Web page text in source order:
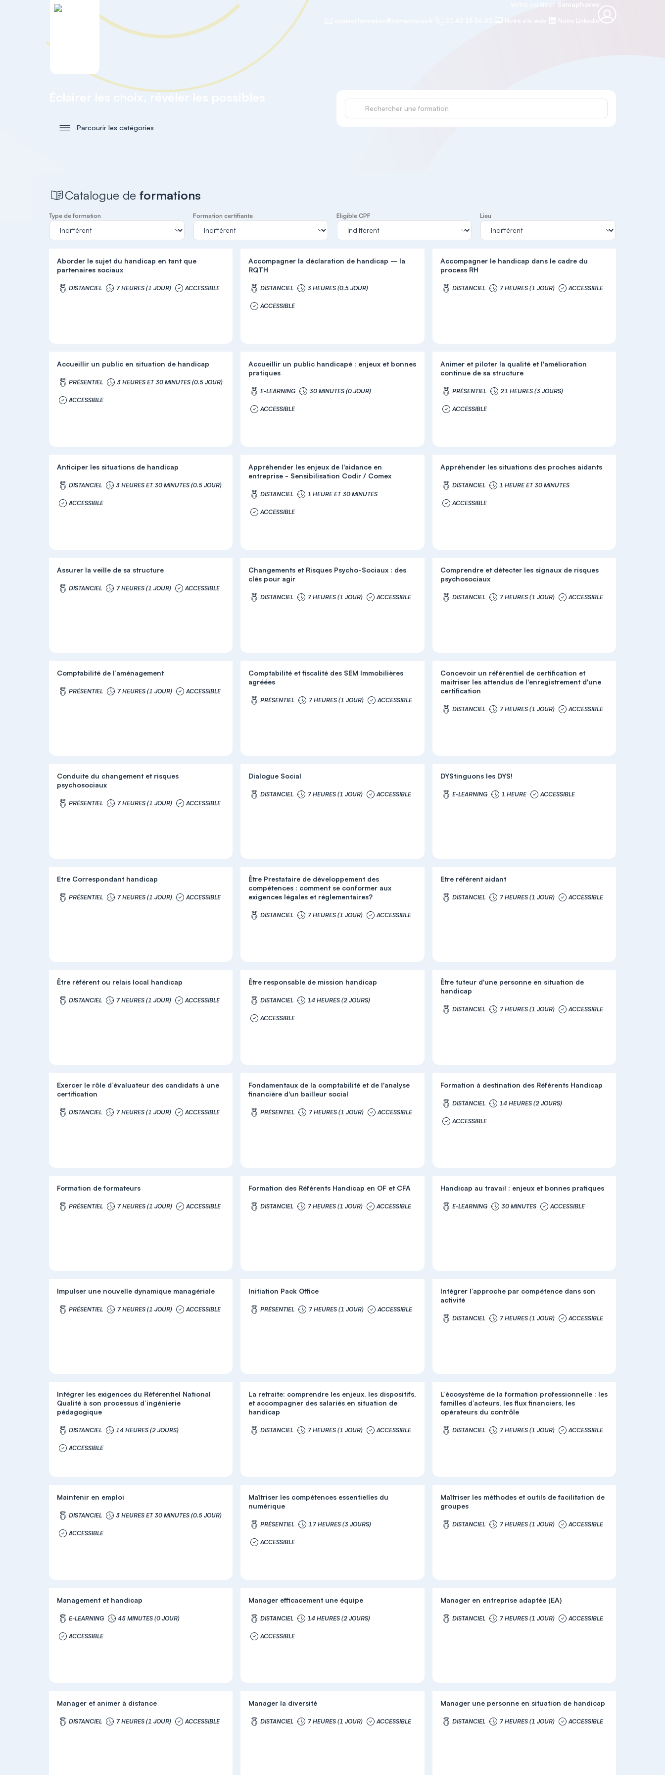
Sémaphores
Notre LinkedIn
Éclairer les choix, révéler les possibles
Parcourir les catégories
Catalogue deformations
Type de formation Formation certifiante Eligible CPF Lieu
Aborder le sujet du handicap en tant que
partenaires sociaux
DISTANCIEL 7 HEURES (1 JOUR) ACCESSIBLE
Accompagner la déclaration de handicap – la
RQTH
DISTANCIEL 3 HEURES (0.5 JOUR)
ACCESSIBLE
Accompagner le handicap dans le cadre du
process RH
DISTANCIEL 7 HEURES (1 JOUR) ACCESSIBLE
Accueillir un public en situation de handicap
PRÉSENTIEL 3 HEURES ET 30 MINUTES (0.5 JOUR)
ACCESSIBLE
Accueillir un public handicapé : enjeux et bonnes
pratiques
E-LEARNING 30 MINUTES (0 JOUR)
ACCESSIBLE
Animer et piloter la qualité et l'amélioration
continue de sa structure
PRÉSENTIEL 21 HEURES (3 JOURS)
ACCESSIBLE
Anticiper les situations de handicap
DISTANCIEL 3 HEURES ET 30 MINUTES (0.5 JOUR)
ACCESSIBLE
Appréhender les enjeux de l'aidance en
entreprise - Sensibilisation Codir / Comex
DISTANCIEL 1 HEURE ET 30 MINUTES
ACCESSIBLE
Appréhender les situations des proches aidants
DISTANCIEL 1 HEURE ET 30 MINUTES
ACCESSIBLE
Assurer la veille de sa structure
DISTANCIEL 7 HEURES (1 JOUR) ACCESSIBLE
Changements et Risques Psycho-Sociaux : des
clés pour agir
DISTANCIEL 7 HEURES (1 JOUR) ACCESSIBLE
Comprendre et détecter les signaux de risques
psychosociaux
DISTANCIEL 7 HEURES (1 JOUR) ACCESSIBLE
Comptabilité de l’aménagement
PRÉSENTIEL 7 HEURES (1 JOUR) ACCESSIBLE
Comptabilité et fiscalité des SEM Immobilières
agréées
PRÉSENTIEL 7 HEURES (1 JOUR) ACCESSIBLE
Concevoir un référentiel de certification et
maitriser les attendus de l'enregistrement d'une
certification
DISTANCIEL 7 HEURES (1 JOUR) ACCESSIBLE
Conduite du changement et risques
psychosociaux
PRÉSENTIEL 7 HEURES (1 JOUR) ACCESSIBLE
Dialogue Social
DISTANCIEL 7 HEURES (1 JOUR) ACCESSIBLE
DYStinguons les DYS!
E-LEARNING 1 HEURE ACCESSIBLE
Etre Correspondant handicap
PRÉSENTIEL 7 HEURES (1 JOUR) ACCESSIBLE
Être Prestataire de développement des
compétences : comment se conformer aux
exigences légales et réglementaires?
DISTANCIEL 7 HEURES (1 JOUR) ACCESSIBLE
Etre référent aidant
DISTANCIEL 7 HEURES (1 JOUR) ACCESSIBLE
Être référent ou relais local handicap
DISTANCIEL 7 HEURES (1 JOUR) ACCESSIBLE
Être responsable de mission handicap
DISTANCIEL 14 HEURES (2 JOURS)
ACCESSIBLE
Être tuteur d'une personne en situation de
handicap
DISTANCIEL 7 HEURES (1 JOUR) ACCESSIBLE
Exercer le rôle d’évaluateur des candidats à une
certification
DISTANCIEL 7 HEURES (1 JOUR) ACCESSIBLE
Fondamentaux de la comptabilité et de l'analyse
financière d'un bailleur social
PRÉSENTIEL 7 HEURES (1 JOUR) ACCESSIBLE
Formation à destination des Référents Handicap
DISTANCIEL 14 HEURES (2 JOURS)
ACCESSIBLE
Formation de formateurs
PRÉSENTIEL 7 HEURES (1 JOUR) ACCESSIBLE
Formation des Référents Handicap en OF et CFA
DISTANCIEL 7 HEURES (1 JOUR) ACCESSIBLE
Handicap au travail : enjeux et bonnes pratiques
E-LEARNING 30 MINUTES ACCESSIBLE
Impulser une nouvelle dynamique managériale
PRÉSENTIEL 7 HEURES (1 JOUR) ACCESSIBLE
Initiation Pack Office
PRÉSENTIEL 7 HEURES (1 JOUR) ACCESSIBLE
Intégrer l’approche par compétence dans son
activité
DISTANCIEL 7 HEURES (1 JOUR) ACCESSIBLE
Intégrer les exigences du Référentiel National
Qualité à son processus d’ingénierie
pédagogique
DISTANCIEL 14 HEURES (2 JOURS)
ACCESSIBLE
La retraite: comprendre les enjeux, les dispositifs,
et accompagner des salariés en situation de
handicap
DISTANCIEL 7 HEURES (1 JOUR) ACCESSIBLE
L’écosystème de la formation professionnelle : les
familles d’acteurs, les flux financiers, les
opérateurs du contrôle
DISTANCIEL 7 HEURES (1 JOUR) ACCESSIBLE
Maintenir en emploi
DISTANCIEL 3 HEURES ET 30 MINUTES (0.5 JOUR)
ACCESSIBLE
Maîtriser les compétences essentielles du
numérique
PRÉSENTIEL 17 HEURES (3 JOURS)
ACCESSIBLE
Maîtriser les méthodes et outils de facilitation de
groupes
DISTANCIEL 7 HEURES (1 JOUR) ACCESSIBLE
Management et handicap
E-LEARNING 45 MINUTES (0 JOUR)
ACCESSIBLE
Manager efficacement une équipe
DISTANCIEL 14 HEURES (2 JOURS)
ACCESSIBLE
Manager en entreprise adaptée (EA)
DISTANCIEL 7 HEURES (1 JOUR) ACCESSIBLE
Manager et animer à distance
DISTANCIEL 7 HEURES (1 JOUR) ACCESSIBLE
Manager la diversité
DISTANCIEL 7 HEURES (1 JOUR) ACCESSIBLE
Manager une personne en situation de handicap
DISTANCIEL 7 HEURES (1 JOUR) ACCESSIBLE